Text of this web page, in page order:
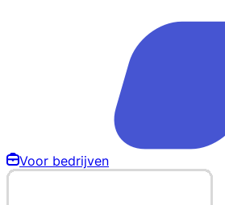
Voor bedrijven